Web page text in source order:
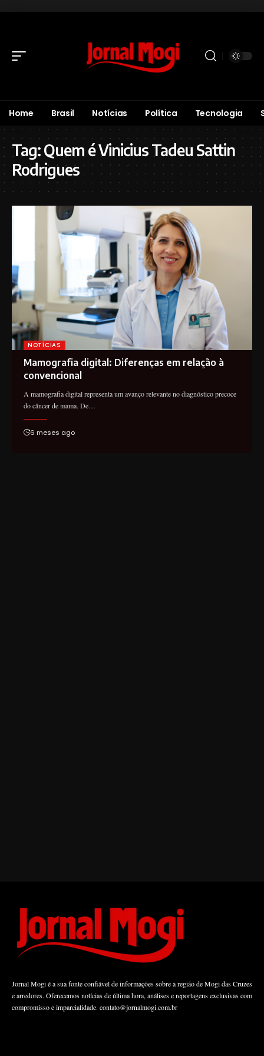
Home Brasil Notícias Política Tecnologia
Tag:Quem é Vinicius Tadeu Sattin
Rodrigues
NOTÍCIAS
Mamografia digital: Diferenças em relação à
convencional
A mamografia digital representa um avanço relevante no diagnóstico precoce
do câncer de mama. De…
6 meses ago
Jornal Mogi é a sua fonte confiável de informações sobre a região de Mogi das Cruzes
e arredores. Oferecemos notícias de última hora, análises e reportagens exclusivas com
compromisso e imparcialidade. contato@jornalmogi.com.br